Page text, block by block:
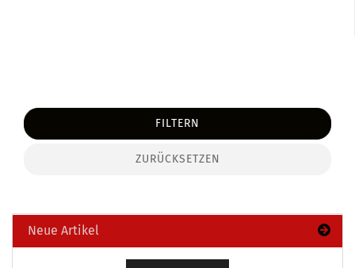
FILTERN
ZURÜCKSETZEN
Neue Artikel